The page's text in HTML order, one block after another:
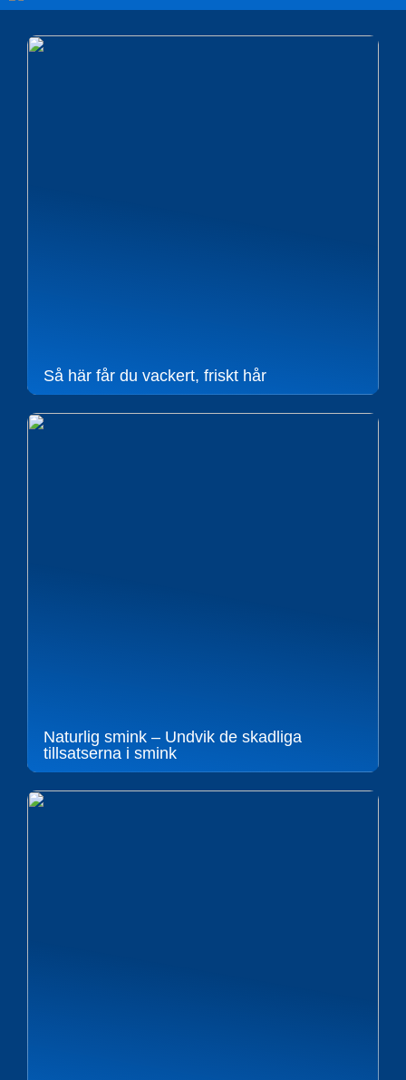
Så här får du vackert, friskt hår
Naturlig smink – Undvik de skadliga
tillsatserna i smink